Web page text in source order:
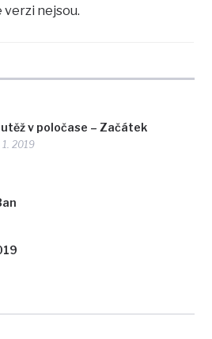
v poločase – Začátek
1. 2019
verzi nejsou.